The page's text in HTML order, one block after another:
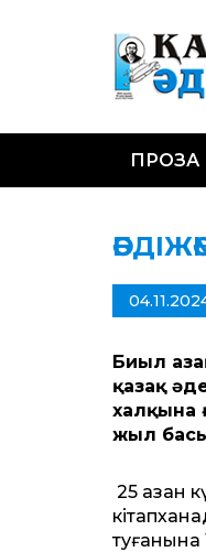
ПРОЗА
Биыл
қазақ
халқына
жыл
25 қазан
туғанына